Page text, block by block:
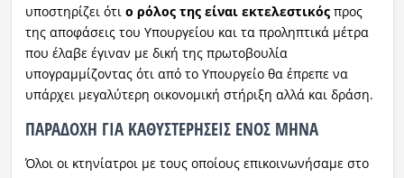
υποστηρίζει ότιο ρόλος της είναι εκτελεστικόςπρος
της αποφάσεις του Υπουργείου και τα προληπτικά μέτρα
που έλαβε έγιναν με δική της πρωτοβουλία
υπογραμμίζοντας ότι από το Υπουργείο θα έπρεπε να
υπάρχει μεγαλύτερη οικονομική στήριξη αλλά και δράση.
ΠΑΡΑΔΟΧΗ ΓΙΑ ΚΑΘΥΣΤΕΡΗΣΕΙΣ ΕΝΟΣ ΜΗΝΑ
Όλοι οι κτηνίατροι με τους οποίους επικοινωνήσαμε στο